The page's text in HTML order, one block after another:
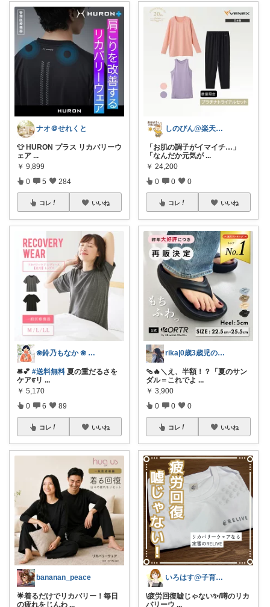
ナオ＠せれくと
👕 HURON プラス リカバリーウ
ェア ...
￥ 9,899
0 5 284
コレ いいね
❀鈴乃もなか ❀ 穏やかさを大切に
🛎️💕 #送料無料 夏の重だるさを
ケア೯リ ...
￥ 5,170
0 6 89
コレ いいね
bananan_peace
🌟着るだけでリカバリー！毎日
の疲れをじんわ ...
しのびん@楽天Room
「お肌の調子がイマイチ…」
「なんだか元気が ...
￥ 24,200
0 0 0
コレ いいね
rika|0歳3歳児のママ
🩴🔥＼え、半額！？「夏のサン
ダル＝これでよ ...
￥ 3,900
0 0 0
コレ いいね
いろはす@子育て＊キッチン
\疲労回復嘘じゃない✨️/噂のリカ
バリーウ ...